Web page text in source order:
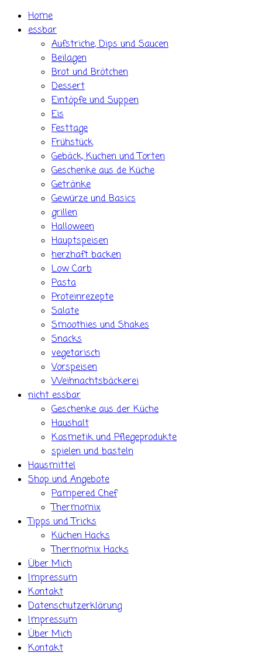
Skip Home
essbar
Aufstriche, Dips und Saucen
Beilagen
Brot und Brötchen
Dessert
Eintöpfe und Suppen
Eis
Festtage
Frühstück
Gebäck, Kuchen und Torten
Geschenke aus de Küche
Getränke
Gewürze und Basics
grillen
Halloween
Hauptspeisen
herzhaft backen
Low Carb
Pasta
Proteinrezepte
Salate
Smoothies und Shakes
Snacks
vegetarisch
Vorspeisen
Weihnachtsbäckerei
nicht essbar
Geschenke aus der Küche
Haushalt
Kosmetik und Pflegeprodukte
spielen und basteln
Hausmittel
Shop und Angebote
Pampered Chef
Thermomix
Tipps und Tricks
Küchen Hacks
Thermomix Hacks
Über Mich
Impressum
Kontakt
Datenschutzerklärung
Impressum
Über Mich
Kontakt